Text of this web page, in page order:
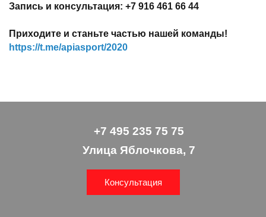
Запись и консультация: +7 916 461 66 44
Приходите и станьте частью нашей команды!
https://t.me/apiasport/2020
+7 495 235 75 75
Улица Яблочкова, 7
Консультация